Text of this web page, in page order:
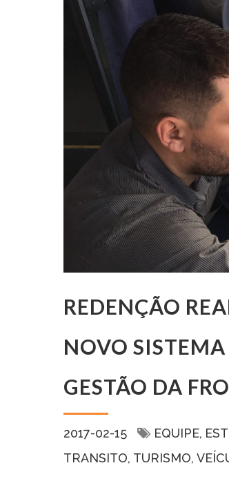
REDENÇÃO
NOVO
GESTÃO DA
2017-02-15 EQUIPE
TRANSITO TURISMO